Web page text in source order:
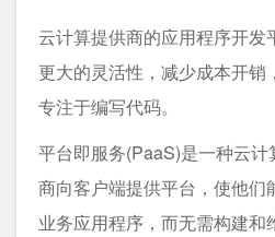
云计算提供商的应用程序开发
更大的灵活性，减少成本开销
专注于编写代码。
平台即服务(PaaS)是一种云
商向客户端提供平台，使他们
业务应用程序，而无需构建